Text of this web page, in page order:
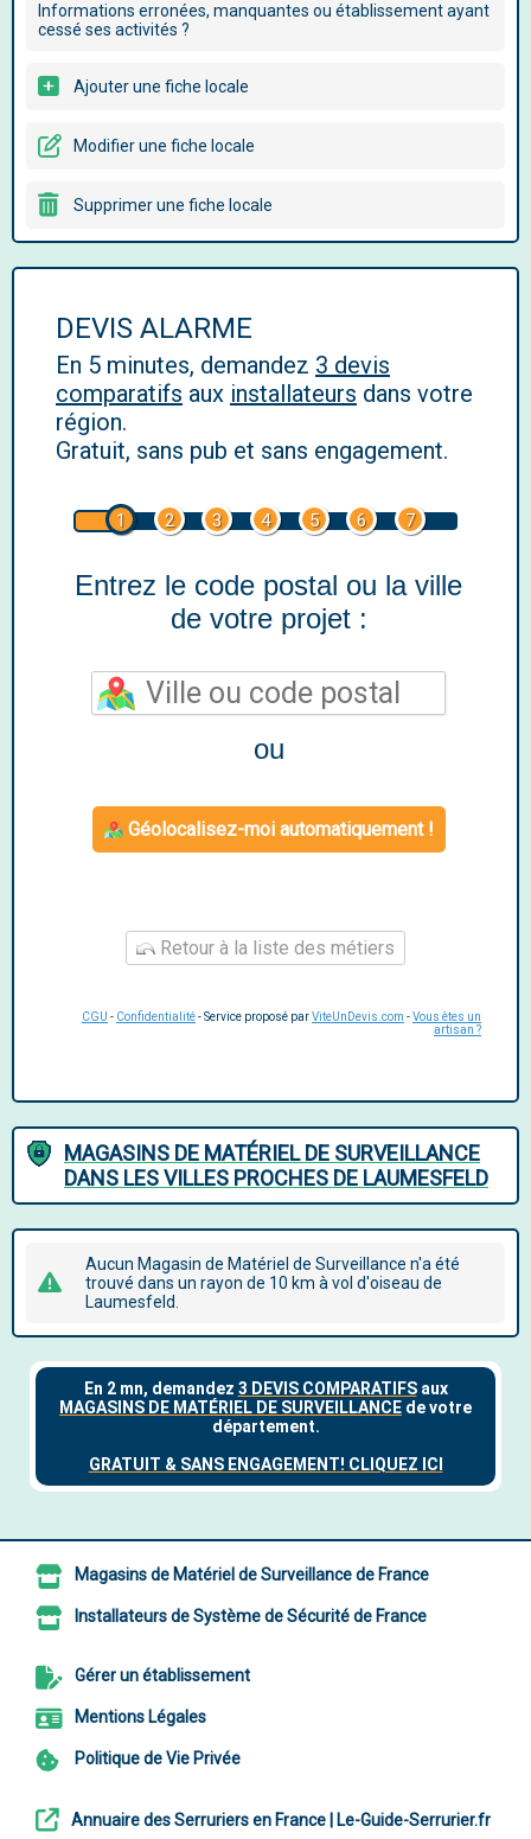
Informations erronées, manquantes ou établissement ayant
cessé ses activités ?
Ajouter une fiche locale
Modifier une fiche locale
Supprimer une fiche locale
DEVIS ALARME
En 5 minutes, demandez 3 devis
comparatifs aux installateurs dans votre
région.
Gratuit, sans pub et sans engagement.
1 2 3 4 5 6 7
Entrez le code postal ou la ville
de votre projet :
ou
Géolocalisez-moi automatiquement !
Retour à la liste des métiers
CGU - Confidentialité- Service proposé parViteUnDevis.com -Vous êtes un
artisan ?
MAGASINS DE MATÉRIEL DE SURVEILLANCE
DANS LES VILLES PROCHES DE LAUMESFELD
Aucun Magasin de Matériel de Surveillance n'a été
trouvé dans un rayon de 10 km à vol d'oiseau de
Laumesfeld.
Magasins de Matériel de Surveillance de France
Installateurs de Système de Sécurité de France
Gérer un établissement
Mentions Légales
Politique de Vie Privée
Annuaire des Serruriers en France | Le-Guide-Serrurier.fr